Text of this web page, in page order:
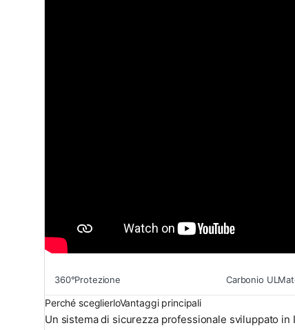
360°Protezione Carbonio UL
Perché sceglierloVantaggi principali
Un sistema di sicurezza professionale sviluppato